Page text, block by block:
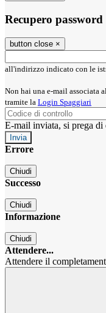
Recupero password
button close ×
all'indirizzo indicato con le
Non hai una e-mail associata
tramite la Login Spaggiari
E-mail inviata, si prega di
Errore
Chiudi
Successo
Chiudi
Informazione
Chiudi
Attendere...
Attendere il